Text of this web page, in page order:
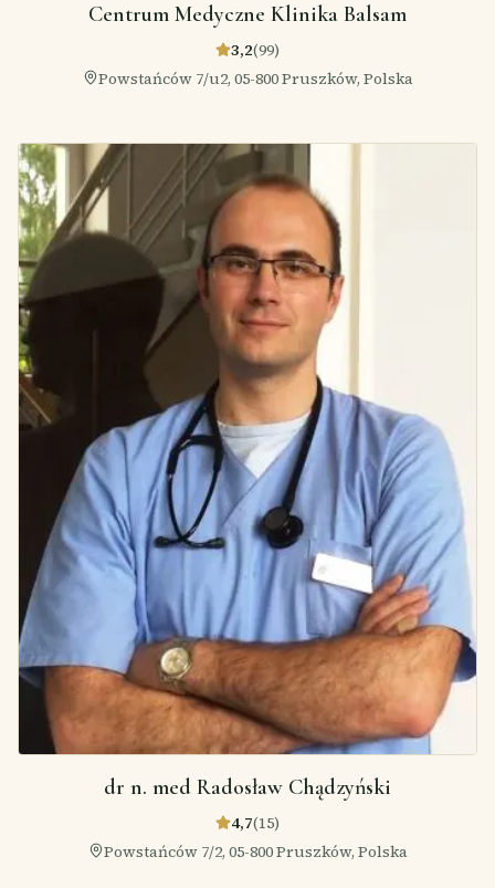
Centrum Medyczne Klinika Balsam
3,2(99)
Powstańców 7/u2, 05-800 Pruszków, Polska
dr n. med Radosław Chądzyński
4,7(15)
Powstańców 7/2, 05-800 Pruszków, Polska